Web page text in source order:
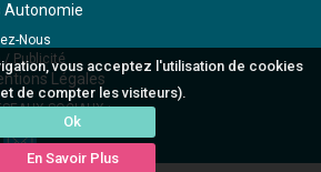
vous acceptez l'utilisation de cookies
de compter les visiteurs).
Ok
En Savoir Plus
Autonomie
Nous
/ Publicité
Légales
SOCIAUX :